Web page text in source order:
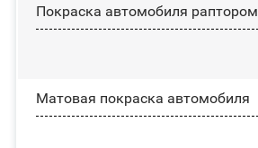
Покраска автомобиля раптором
Матовая покраска автомобиля